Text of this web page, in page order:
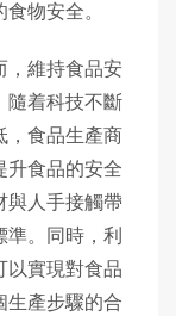
物安全。
，維持食品安
隨着科技不斷
，食品生產商
升食品的安全
與人手接觸帶
。同時，利
以實現對食品
生產步驟的合